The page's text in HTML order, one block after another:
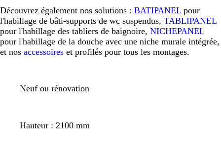
Découvrez également nos solutions : BATIPANEL pour
l'habillage de bâti-supports de wc suspendus, TABLIPANEL
pour l'habillage des tabliers de baignoire, NICHEPANEL
pour l'habillage de la douche avec une niche murale intégrée,
et nos accessoires et profilés pour tous les montages.
Neuf ou rénovation
Hauteur : 2100 mm